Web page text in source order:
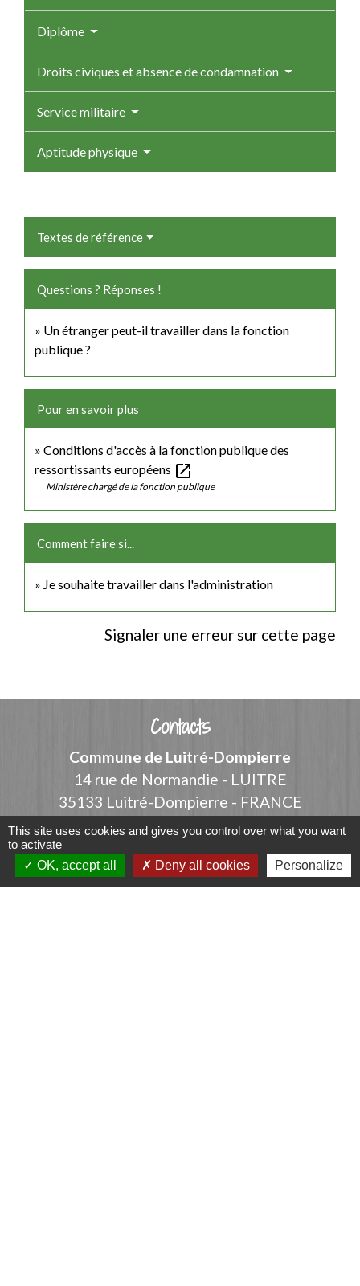
Diplôme
Droits civiques et absence de condamnation
Service militaire
Aptitude physique
Textes de référence
Questions ? Réponses !
Un étranger peut-il travailler dans la fonction
publique ?
Pour en savoir plus
Conditions d'accès à la fonction publique des
ressortissants européens open_in_new
Ministère chargé de la fonction publique
Comment faire si...
Je souhaite travailler dans l'administration
Signaler une erreur sur cette page
Contacts
Commune de Luitré-Dompierre
14 rue de Normandie - LUITRE
35133 Luitré-Dompierre - FRANCE
+33 2 99 97 91 26
Contact par formulaire
This site uses cookies and gives you control over what you want
to activate
OK, accept all
Deny all cookies Personalize